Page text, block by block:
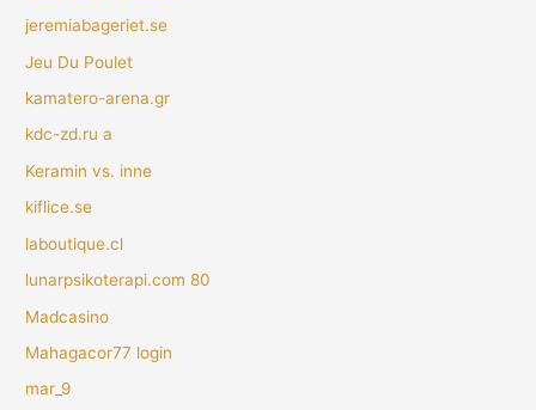
jeremiabageriet.se
Jeu Du Poulet
kamatero-arena.gr
kdc-zd.ru a
Keramin vs. inne
kiflice.se
laboutique.cl
lunarpsikoterapi.com 80
Madcasino
Mahagacor77 login
mar_9